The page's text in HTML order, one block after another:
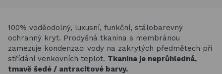
100% voděodolný, luxusní, funkční, stálobarevný
ochranný kryt. Prodyšná tkanina s membránou
zamezuje kondenzaci vody na zakrytých předmětech při
střídání venkovních teplot. Tkanina je neprůhledná,
tmavě šedé / antracitové barvy.